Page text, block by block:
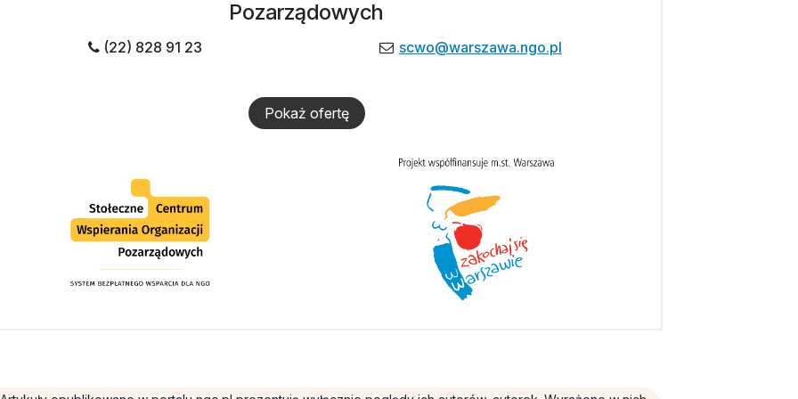
Pozarządowych
(22) 828 91 23 scwo@warszawa.ngo.pl
Pokaż ofertę